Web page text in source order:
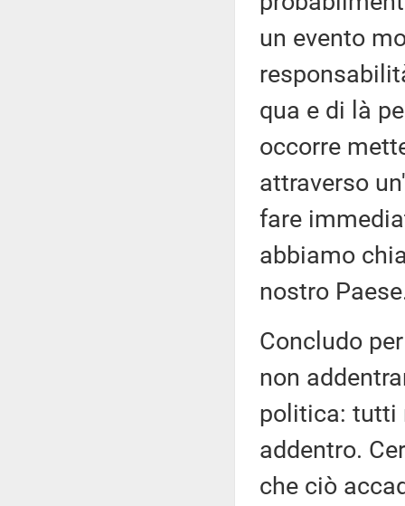
un evento
qua e di là
occorre
attraverso
fare
abbiamo
nostro
Concludo
non
politica: tutti
addentro.
che ciò